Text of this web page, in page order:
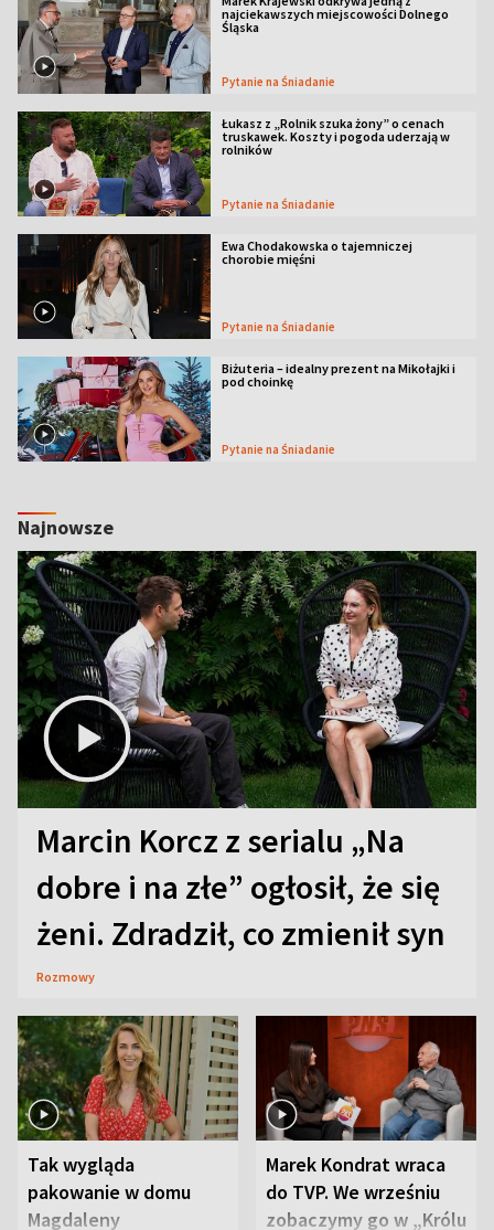
najciekawszych miejscowości Dolnego
Śląska
Pytanie na Śniadanie
Łukasz z „Rolnik szuka żony” o cenach
truskawek. Koszty i pogoda uderzają w
rolników
Pytanie na Śniadanie
Ewa Chodakowska o tajemniczej
chorobie mięśni
Pytanie na Śniadanie
Biżuteria – idealny prezent na Mikołajki i
pod choinkę
Pytanie na Śniadanie
Najnowsze
Marcin Korcz z serialu „Na
dobre i na złe” ogłosił, że się
żeni. Zdradził, co zmienił syn
Rozmowy
Tak wygląda
pakowanie w domu
Magdaleny
Marek Kondrat wraca
do TVP. We wrześniu
zobaczymy go w „Królu